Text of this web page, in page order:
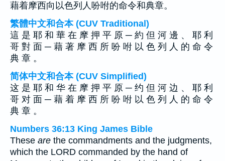
藉着摩西向以色列人吩咐的命令和典章。
繁體中文和合本 (CUV Traditional)
這 是 耶 和 華 在 摩 押 平 原 ─ 約 但 河 邊 、 耶 利
哥 對 面 ─ 藉 著 摩 西 所 吩 咐 以 色 列 人 的 命 令
典 章 。
简体中文和合本 (CUV Simplified)
这 是 耶 和 华 在 摩 押 平 原 ─ 约 但 河 边 、 耶 利
哥 对 面 ─ 藉 着 摩 西 所 吩 咐 以 色 列 人 的 命 令
典 章 。
Numbers 36:13 King James Bible
These are the commandments and the judgments,
which the LORD commanded by the hand of